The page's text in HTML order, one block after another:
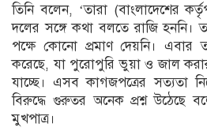
তিনি বলেন, ‘তারা (বাংলাদেশের
দলের সঙ্গে কথা বলতে রাজি হননি।
পক্ষে কোনো প্রমাণ দেয়নি। এবার
করেছে, যা পুরোপুরি ভুয়া ও জাল
যাচ্ছে। এসব কাগজপত্রের সত্যতা
বিরুদ্ধে গুরুতর অনেক প্রশ্ন উঠেছে
মুখপাত্র।